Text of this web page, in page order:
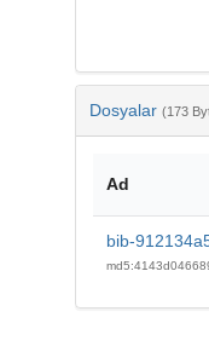
Dosyalar (173
Ad
bib-